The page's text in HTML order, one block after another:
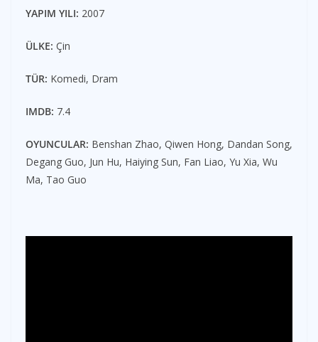
YAPIM YILI: 2007
ÜLKE: Çin
TÜR: Komedi, Dram
IMDB: 7.4
OYUNCULAR: Benshan Zhao, Qiwen Hong, Dandan Song,
Degang Guo, Jun Hu, Haiying Sun, Fan Liao, Yu Xia, Wu
Ma, Tao Guo